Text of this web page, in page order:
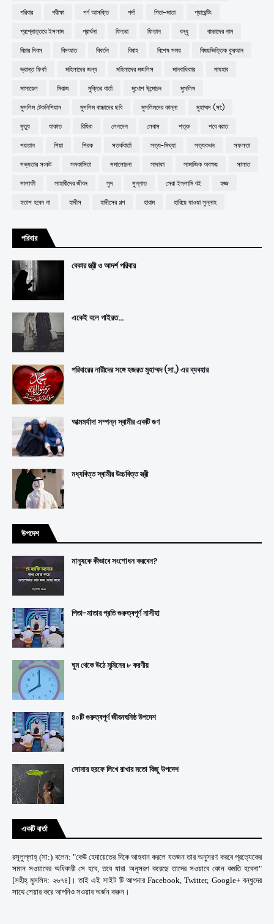
পরিবার
পরীক্ষা পর্ণ আসক্তি পর্দা পিতা-মাতা
প্যারেন্টিং
প্রশ্নোত্তরে ইসলাম
প্রার্থনা ফিতরা ফিতান বন্ধু
বাচ্চাদের নাম
বিচার দিবস
বিদআত বিবর্তন বিবাহ বিশেষ সময়
বিষয়ভিত্তিক কুরআন
ভ্রান্ত ফির্কা
মহিলাদের জন্য মহিলাদের মজলিস মানবাধিকার
মাযহাব
মাসায়েল
মিরাজ মুক্তির বার্তা মুখোশ উন্মোচন
মুসলিম
মুসলিম টেকনিশিয়ান
মুসলিম বাচ্চাদের ছবি মুসলিমদের কান্না
মুহাম্মদ (সা:)
মৃত্যু
যাকাত রিযিক লেনদেন লেবাস শত্রু
শবে বরাত
শয়তান
শিয়া শিরক সতর্কবার্তা সত্য-মিথ্যা সত্যকথন
সফলতা
সভ্যতার সংকট
সমকামিতা সমালোচনা সাদাকা সামাজিক অবক্ষয়
সালাত
সালাফী
সাহাবীদের জীবন সুদ সুন্নাত সেরা ইসলামি বই
হজ্জ
হতাশ হবেন না
হাদীস হাদীসের গল্প হারাম হারিয়ে যাওয়া সুন্নাহ
পরিবার
বেকার স্ত্রী ও আদর্শ পরিবার
একেই বলে গাইরত...
পরিবারের নারীদের সঙ্গে হজরত মুহাম্মদ (সা.) এর ব্যবহার
আত্মমর্যাদা সম্পন্ন স্বামীর একটি গুণ
মধ্যবিত্ত স্বামীর উচ্চবিত্ত স্ত্রী
উপদেশ
মানুষকে কীভাবে সংশোধন করবেন?
পিতা-মাতার প্রতি গুরুত্বপূর্ণ নাসীহা
ঘুম থেকে উঠে মুমিনের ৮ করণীয়
৪০টি গুরুত্বপূর্ণ জীবনঘনিষ্ঠ উপদেশ
সোনার হরফে লিখে রাখার মতো কিছু উপদেশ
একটি বার্তা
রসূলুল্লাহ্ (সা:) বলেন: "কেউ হেদায়েতের দিকে আহবান করলে যতজন তার অনুসরণ করবে প্রত্যেকের
সমান সওয়াবের অধিকারী সে হবে, তবে যারা অনুসরণ করেছে তাদের সওয়াবে কোন কমতি হবেনা"
[সহীহ্ মুসলিম: ২৬৭৪]। তাই এই সাইট টি আপনার Facebook, Twitter, Google+ বন্ধুদের
সাথে শেয়ার করে আপনিও সওয়াব অর্জন করুন।